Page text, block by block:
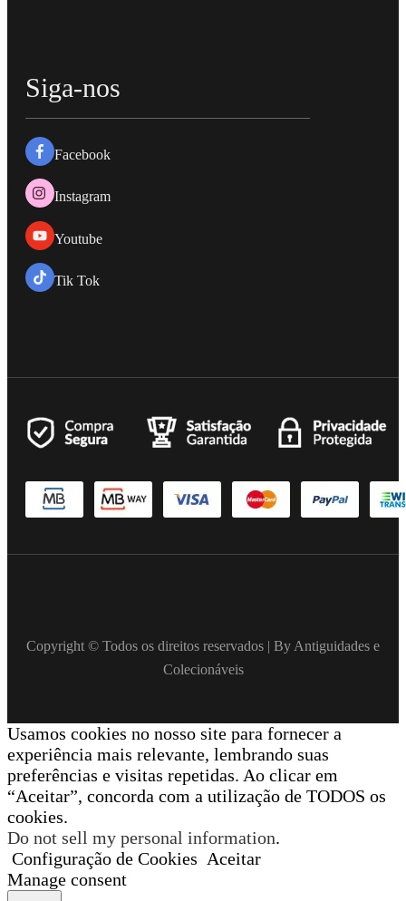
Siga-nos
Facebook
Instagram
Youtube
Tik Tok
Copyright © Todos os direitos reservados | By Antiguidades e
Colecionáveis
Usamos cookies no nosso site para fornecer a
experiência mais relevante, lembrando suas
preferências e visitas repetidas. Ao clicar em
“Aceitar”, concorda com a utilização de TODOS os
cookies.
Do not sell my personal information.
Configuração de Cookies Aceitar
Manage consent